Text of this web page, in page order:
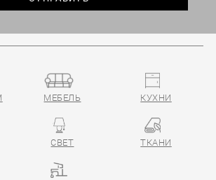
МЕБЕЛЬ КУХНИ
СВЕТ ТКАНИ